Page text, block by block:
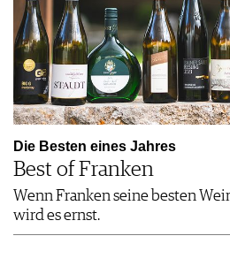
Die Besten eines Jahres
Best of Franken
Wenn Franken seine besten
wird es ernst.